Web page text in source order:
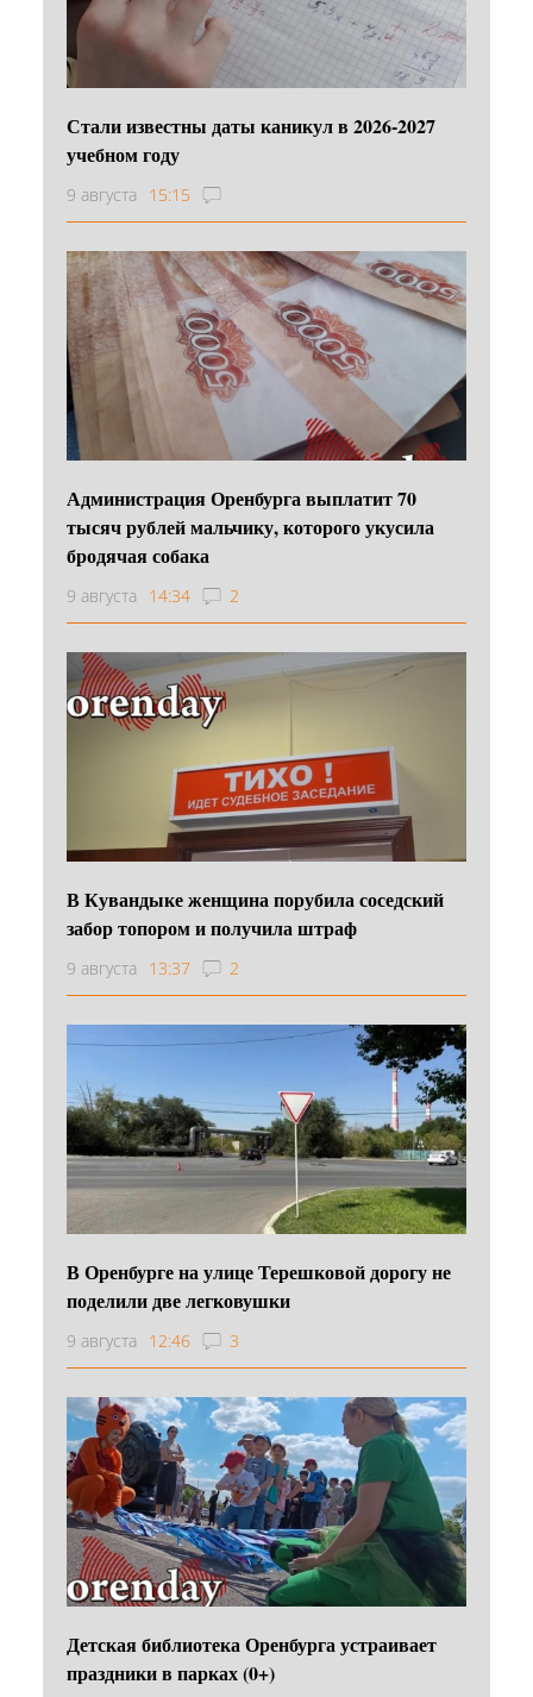
Стали известны даты каникул в 2026-2027
учебном году
9 августа 15:15
Администрация Оренбурга выплатит 70
тысяч рублей мальчику, которого укусила
бродячая собака
9 августа 14:34 2
В Кувандыке женщина порубила соседский
забор топором и получила штраф
9 августа 13:37 2
В Оренбурге на улице Терешковой дорогу не
поделили две легковушки
9 августа 12:46 3
Детская библиотека Оренбурга устраивает
праздники в парках (0+)